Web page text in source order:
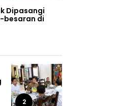
Dipasangi
besaran di
2